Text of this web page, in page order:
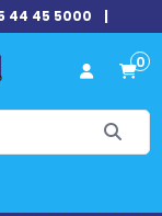
44 45 5000 |
0